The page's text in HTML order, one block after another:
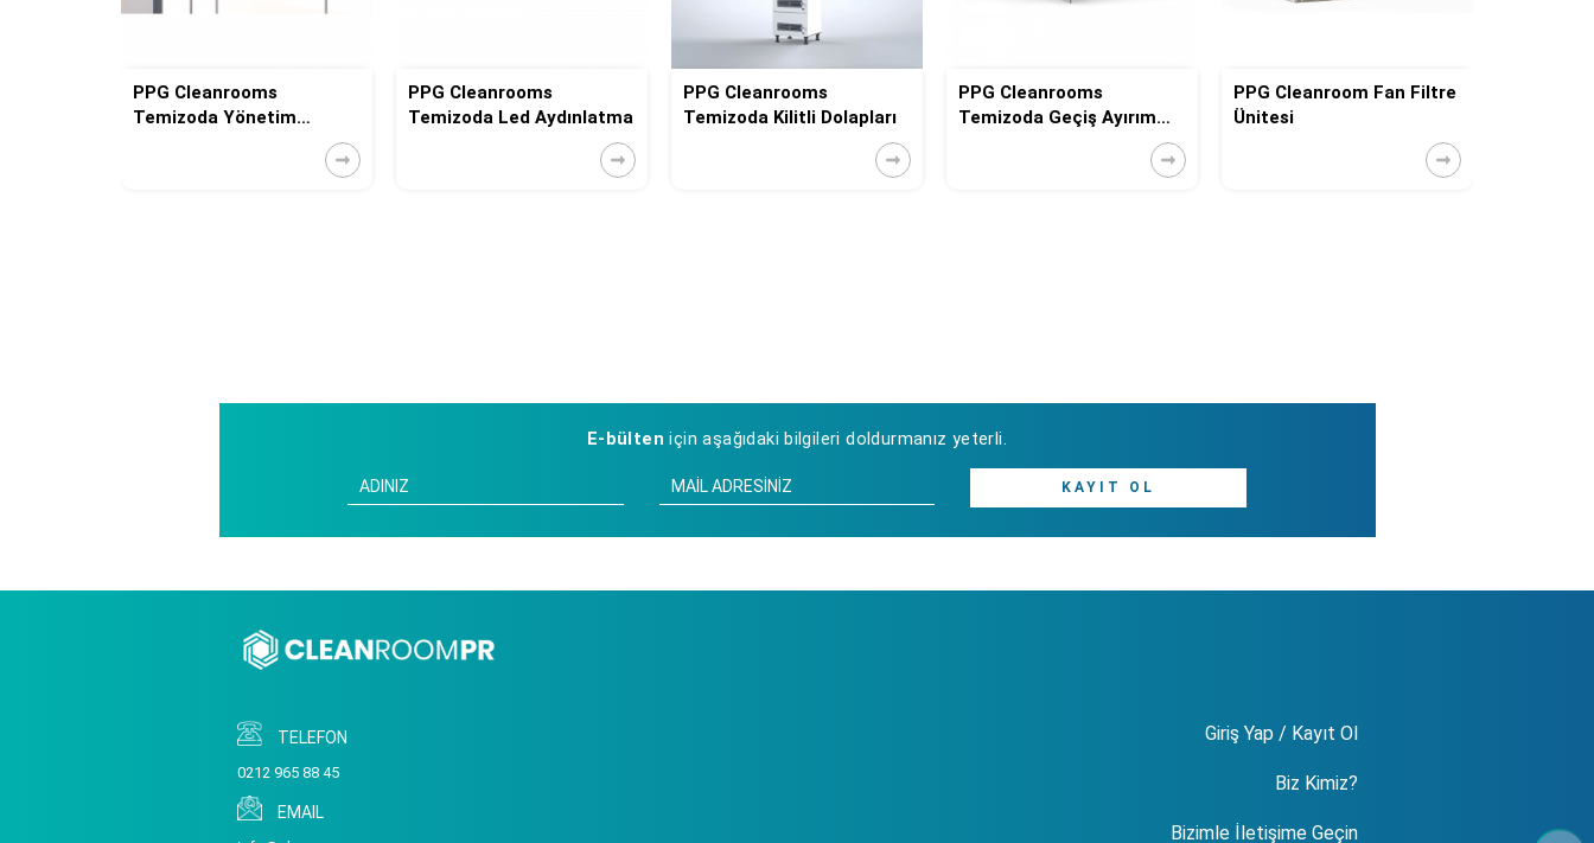
PPG Cleanrooms
Temizoda Yönetim
PPG Cleanrooms
Temizoda Led Aydınlatma
PPG Cleanrooms
Temizoda Kilitli Dolapları
PPG Cleanrooms
Temizoda Geçiş Ayırım
PPG Cleanroom Fan Filtre
Ünitesi
E-bülten için aşağıdaki bilgileri doldurmanız yeterli.
KAYIT OL
TELEFON
0212 965 88 45
EMAIL
Giriş Yap / Kayıt Ol
Biz Kimiz?
Bizimle İletişime Geçin